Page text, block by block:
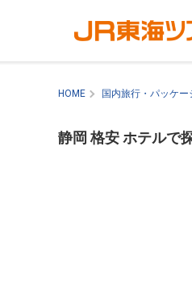
HOME 国内旅行・パッケ
静岡 格安 ホテルで